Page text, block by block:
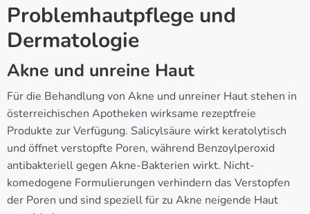
Problemhautpflege und
Dermatologie
Akne und unreine Haut
Für die Behandlung von Akne und unreiner Haut stehen in
österreichischen Apotheken wirksame rezeptfreie
Produkte zur Verfügung. Salicylsäure wirkt keratolytisch
und öffnet verstopfte Poren, während Benzoylperoxid
antibakteriell gegen Akne-Bakterien wirkt. Nicht-
komedogene Formulierungen verhindern das Verstopfen
der Poren und sind speziell für zu Akne neigende Haut